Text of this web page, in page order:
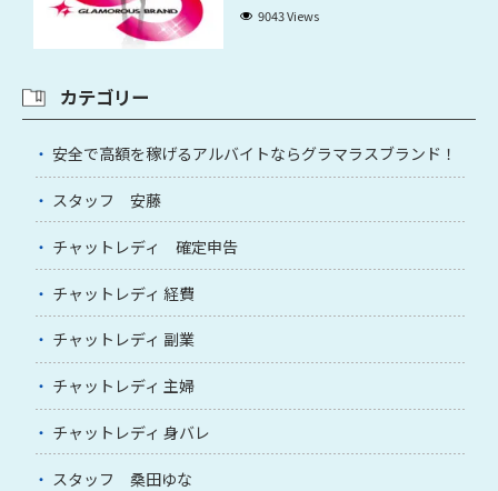
9043 Views
カテゴリー
安全で高額を稼げるアルバイトならグラマラスブランド！
スタッフ 安藤
チャットレディ 確定申告
チャットレディ 経費
チャットレディ 副業
チャットレディ 主婦
チャットレディ 身バレ
スタッフ 桑田ゆな